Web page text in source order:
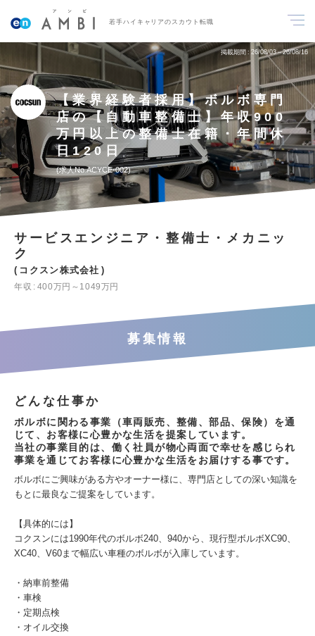
若手ハイキャリアのスカウト転職
掲載期間 26/08/03～26/08/16
【業界経験者採用】ボルボ専門
店の【自動車整備士】年収900
万円以上の整備士在籍・年間休
日120日
求人No.ACYCE-002
サービスエンジニア・整備士・メカニッ
ク
コクスン株式会社
年収 400万円～1049万円
募集情報
どんな仕事か
ボルボに関わる事業（車両販売、整備、部品、保険）を通
じて、お客様に心豊かな生活を提案しています。
当社の事業目的は、働く社員が物心両面で幸せを感じられ
事業を通じてお客様に心豊かな生活をお届けする事です。
ボルボにご興味がある方やオーナー様に、専門店としての深い知識を
もとに最良なご提案をしています。
【具体的には】
コクスンには1990年代のボルボ240、940から、現行型ボルボXC90、
XC40、V60まで幅広い車種のボルボが入庫しています。
・納車前整備
・車検
・定期点検
・オイル交換